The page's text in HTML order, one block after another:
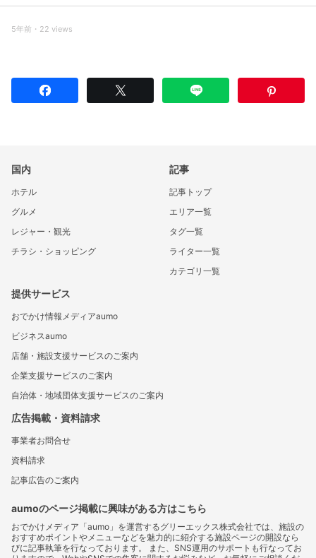
5年前・22 views
国内
ホテル
グルメ
レジャー・観光
チラシ・ショッピング
記事
記事トップ
エリア一覧
タグ一覧
ライター一覧
カテゴリ一覧
提供サービス
おでかけ情報メディアaumo
ビジネスaumo
店舗・施設支援サービスのご案内
企業支援サービスのご案内
自治体・地域団体支援サービスのご案内
広告掲載・資料請求
事業者お問合せ
資料請求
記事広告のご案内
aumoのページ掲載に興味がある方はこちら
おでかけメディア「aumo」を運営するグリーエックス株式会社では、施設の
おすすめポイントやメニューなどを魅力的に紹介する施設ページの開設なら
びに記事執筆を行なっております。 また、SNS運用のサポートも行なってお